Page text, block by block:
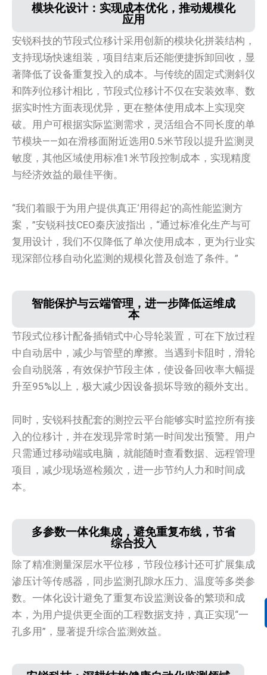
模块化设计：实现成本优化，推动规模化
应用
安锐科技的节段式位移计采用创新的模块化拼装结构，
支持现场快速组装，项目结束后还能便捷拆卸回收，显
著降低了设备重复投入的成本。与传统的固定式测斜仪
和阵列位移计相比，节段式位移计不仅在安装效率、数
据实时性方面表现优异，更在整体使用成本上实现突
破。用户可根据实际监测需求，灵活组合不同长度的单
节模块——如在滑移面附近选用0.5米节段以提升监测灵
敏度，其他区域使用标准1米节段控制成本，实现精度
与经济效益的最佳平衡。
“我们着眼于为用户提供真正‘用得起’的高性能监测方
案，”安锐科技CEO秦庆波指出，“通过标准化生产与可
复用设计，我们不仅降低了单次使用成本，更为行业实
现深部位移自动化监测的规模化普及创造了条件。”
智能保护与云端管理，进一步降低运维成
本
节段式位移计配备插销式中心导轮装置，可在下放过程
中自动居中，减少与管壁的摩擦。当遇到卡阻时，滑轮
会自动脱落，有效保护节段主体，使设备回收率大幅提
升至95%以上，极大减少因设备损坏导致的额外支出。
同时，安锐科技配套的测控云平台能够实时监控所有接
入的位移计，并在发现异常时第一时间发出预警。用户
只需通过移动端或电脑，就能随时查看数据、远程管理
项目，减少现场巡检频次，进一步节约人力和时间成
本。
多参数一体化集成，避免重复布线，节省
综合投入
除了精准测量深层水平位移，节段位移计还可扩展集成
渗压计等传感器，同步监测孔隙水压力、温度等多类参
数。一体化设计避免了重复布设监测设备的繁琐和成
本，为用户提供更全面的工程数据支持，真正实现“一
孔多用”，显著提升综合监测效益。